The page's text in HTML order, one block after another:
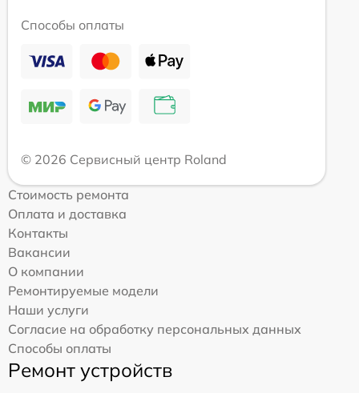
Способы оплаты
© 2026 Сервисный центр Roland
Стоимость ремонта
Оплата и доставка
Контакты
Вакансии
О компании
Ремонтируемые модели
Наши услуги
Согласие на обработку персональных данных
Способы оплаты
Ремонт устройств